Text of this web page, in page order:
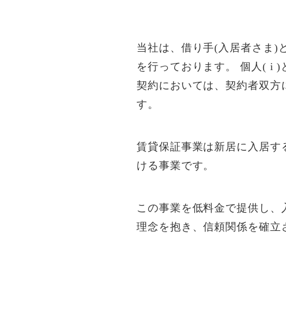
当社は、借り手(入居者さま)
を行っております。 個人( i )
契約においては、契約者双方
す。
賃貸保証事業は新居に入居
ける事業です。
この事業を低料金で提供し
理念を抱き、信頼関係を確立